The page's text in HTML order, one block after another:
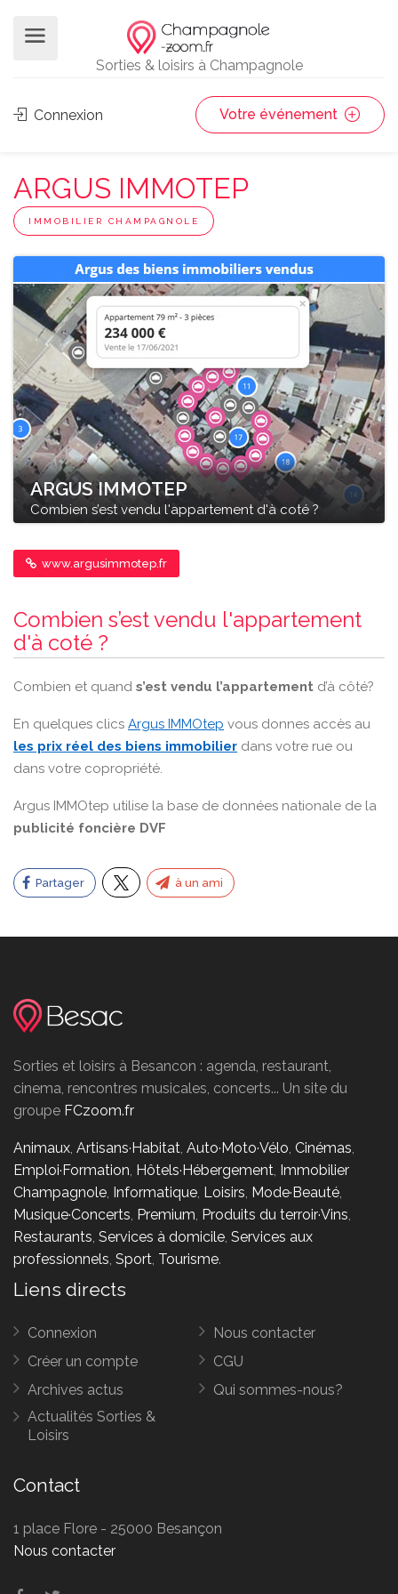
Sorties & loisirs à Champagnole
Connexion Votre événement
ARGUS IMMOTEP
IMMOBILIER CHAMPAGNOLE
ARGUS IMMOTEP
Combien s’est vendu l'appartement d'à coté ?
www.argusimmotep.fr
Combien s’est vendu l'appartement
d'à coté ?
Combien et quand s’est vendu l’appartement d’à côté?
En quelques clics Argus IMMOtep vous donnes accès au
les prix réel des biens immobilier dans votre rue ou
dans votre copropriété.
Argus IMMOtep utilise la base de données nationale de la
publicité foncière DVF
Partager à un ami
Sorties et loisirs à Besancon : agenda, restaurant,
cinema, rencontres musicales, concerts... Un site du
groupe FCzoom.fr
Animaux, Artisans·Habitat, Auto·Moto·Vélo, Cinémas,
Emploi·Formation, Hôtels·Hébergement, Immobilier
Champagnole, Informatique, Loisirs, Mode·Beauté,
Musique·Concerts, Premium, Produits du terroir·Vins,
Restaurants, Services à domicile, Services aux
professionnels, Sport, Tourisme.
Liens directs
Connexion
Créer un compte
Archives actus
Actualités Sorties &
Loisirs
Nous contacter
CGU
Qui sommes-nous?
Contact
1 place Flore - 25000 Besançon
Nous contacter